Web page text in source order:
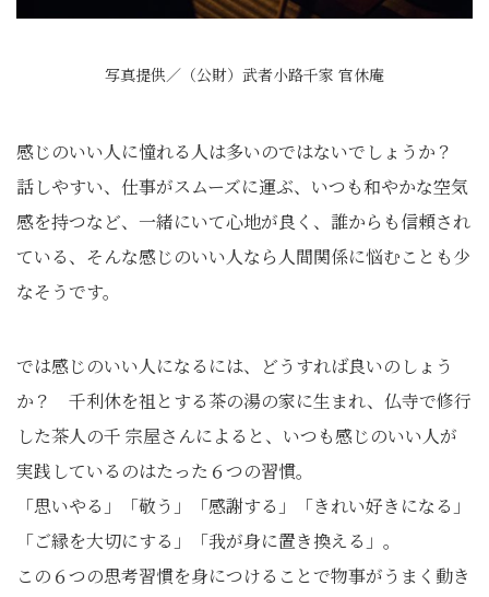
写真提供／（公財）武者小路千家 官休庵
感じのいい人に憧れる人は多いのではないでしょうか？
話しやすい、仕事がスムーズに運ぶ、いつも和やかな空気
感を持つなど、一緒にいて心地が良く、誰からも信頼され
ている、そんな感じのいい人なら人間関係に悩むことも少
なそうです。
では感じのいい人になるには、どうすれば良いのしょう
か？ 千利休を祖とする茶の湯の家に生まれ、仏寺で修行
した茶人の千 宗屋さんによると、いつも感じのいい人が
実践しているのはたった６つの習慣。
「思いやる」「敬う」「感謝する」「きれい好きになる」
「ご縁を大切にする」「我が身に置き換える」。
この６つの思考習慣を身につけることで物事がうまく動き